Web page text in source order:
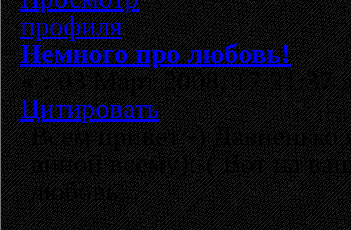
Немного про любовь!
«:03 Март 2008, 17:21:37
Цитировать
Всем привет:-) Давненько
виной всему):-( Вот на
любовь...